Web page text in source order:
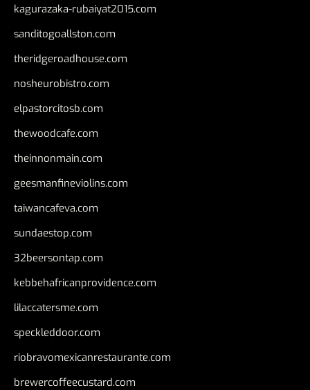
kagurazaka-rubaiyat2015.com
sanditogoallston.com
theridgeroadhouse.com
nosheurobistro.com
elpastorcitosb.com
thewoodcafe.com
theinnonmain.com
geesmanfineviolins.com
taiwancafeva.com
sundaestop.com
32beersontap.com
kebbehafricanprovidence.com
lilaccatersme.com
speckleddoor.com
riobravomexicanrestaurante.com
brewercoffeecustard.com